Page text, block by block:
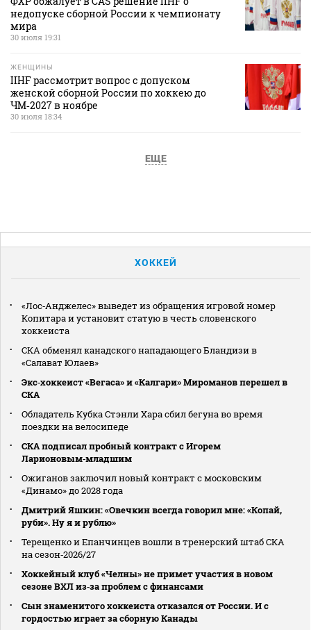
недопуске сборной России к чемпионату
мира
30 июля 19:31
ЖЕНЩИНЫ
IIHF рассмотрит вопрос с допуском
женской сборной России по хоккею до
ЧМ‑2027 в ноябре
30 июля 18:34
ЕЩЕ
ХОККЕЙ
«Лос‑Анджелес» выведет из обращения игровой номер
Копитара и установит статую в честь словенского
хоккеиста
СКА обменял канадского нападающего Бландизи в
«Салават Юлаев»
Экс‑хоккеист «Вегаса» и «Калгари» Мироманов перешел в
СКА
Обладатель Кубка Стэнли Хара сбил бегуна во время
поездки на велосипеде
СКА подписал пробный контракт с Игорем
Ларионовым‑младшим
Ожиганов заключил новый контракт с московским
«Динамо» до 2028 года
Дмитрий Яшкин: «Овечкин всегда говорил мне: «Копай,
руби». Ну я и рублю»
Терещенко и Епанчинцев вошли в тренерский штаб СКА
на сезон‑2026/27
Хоккейный клуб «Челны» не примет участия в новом
сезоне ВХЛ из‑за проблем с финансами
Сын знаменитого хоккеиста отказался от России. И с
гордостью играет за сборную Канады